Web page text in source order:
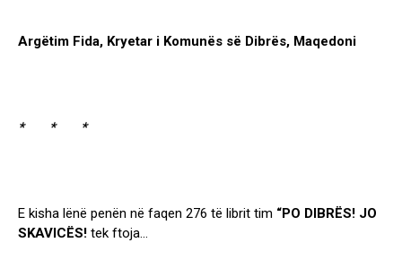
Argëtim Fida, Kryetar i Komunës së Dibrës, Maqedoni
* * *
E kisha lënë penën në faqen 276 të librit tim “PO DIBRËS! JO
SKAVICËS! tek ftoja…